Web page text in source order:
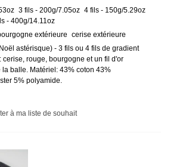
3 fils - 200g/7.05oz 4 fils - 150g/5.29oz
- 400g/14.11oz
extérieure cerise extérieure
astérisque) - 3 fils ou 4 fils de gradient
cerise, rouge, bourgogne et un fil d'or
balle. Matériel: 43% coton 43%
5% polyamide.
à ma liste de souhait